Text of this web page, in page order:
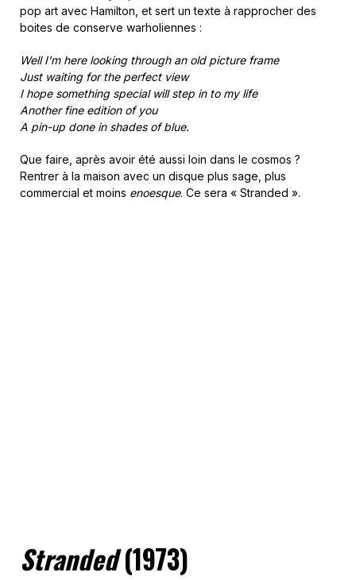
pop art avec Hamilton, et sert un texte à rapprocher des
boites de conserve warholiennes :
Well I’m here looking through an old picture frame
Just waiting for the perfect view
I hope something special will step in to my life
Another fine edition of you
A pin-up done in shades of blue.
Que faire, après avoir été aussi loin dans le cosmos ?
Rentrer à la maison avec un disque plus sage, plus
commercial et moins enoesque. Ce sera « Stranded ».
Stranded(1973)